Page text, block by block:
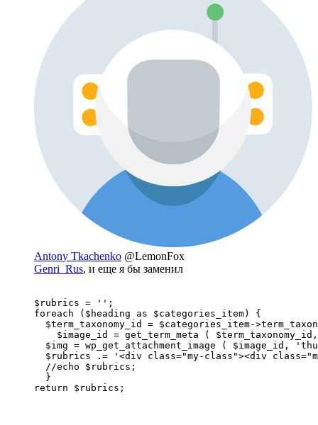
Antony Tkachenko @LemonFox
Genri_Rus, и еще я бы заменил
$rubrics = '';
foreach ($heading as $categories_item) {
$term_taxonomy_id = $categories_item-
$image_id = get_term_meta (
$img = wp_get_attachment_image ( $image_id,
$rubrics .= '<div class="my-class"><div
  //echo $rubrics;
  }
return $rubrics;